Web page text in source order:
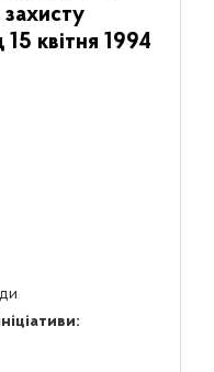
захисту
15 квітня 1994